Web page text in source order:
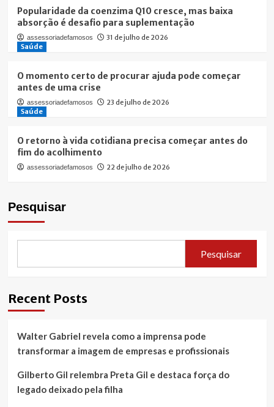
Popularidade da coenzima Q10 cresce, mas baixa
absorção é desafio para suplementação
assessoriadefamosos
31 de julho de 2026
Saúde
O momento certo de procurar ajuda pode começar
antes de uma crise
assessoriadefamosos
23 de julho de 2026
Saúde
O retorno à vida cotidiana precisa começar antes do
fim do acolhimento
assessoriadefamosos 22 de julho de 2026
Pesquisar
Pesquisar
Recent Posts
Walter Gabriel revela como a imprensa pode
transformar a imagem de empresas e profissionais
Gilberto Gil relembra Preta Gil e destaca força do
legado deixado pela filha